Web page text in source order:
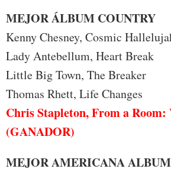
MEJOR ÁLBUM COUNTRY
Kenny Chesney, Cosmic
Lady Antebellum, Heart Break
Little Big Town, The Breaker
Thomas Rhett, Life Changes
Chris Stapleton, From a Room:
(GANADOR)
MEJOR AMERICANA ALBUM